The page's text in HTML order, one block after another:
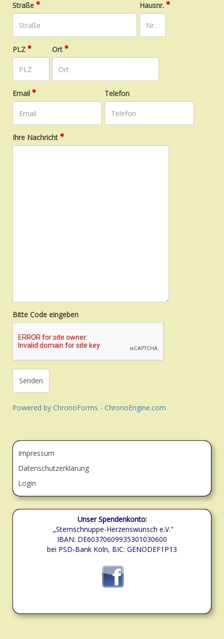
Straße Hausnr.
PLZ Ort
Email Telefon
Ihre Nachricht
Bitte Code eingeben
Powered by ChronoForms - ChronoEngine.com
Impressum
Datenschutzerklärung
Login
Unser Spendenkonto:
„Sternschnuppe-Herzenswunsch e.V."
IBAN: DE60370609935301030600
bei PSD-Bank Köln, BIC: GENODEF1P13